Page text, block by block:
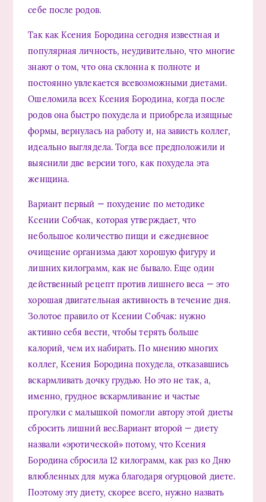
себе после родов.
Так как Ксения Бородина сегодня известная и
популярная личность, неудивительно, что многие
знают о том, что она склонна к полноте и
постоянно увлекается всевозможными диетами.
Ошеломила всех Ксения Бородина, когда после
родов она быстро похудела и приобрела изящные
формы, вернулась на работу и, на зависть коллег,
идеально выглядела. Тогда все предположили и
выяснили две версии того, как похудела эта
женщина.
Вариант первый — похудение по методике
Ксении Собчак, которая утверждает, что
небольшое количество пищи и ежедневное
очищение организма дают хорошую фигуру и
лишних килограмм, как не бывало. Еще один
действенный рецепт против лишнего веса — это
хорошая двигательная активность в течение дня.
Золотое правило от Ксении Собчак: нужно
активно себя вести, чтобы терять больше
калорий, чем их набирать. По мнению многих
коллег, Ксения Бородина похудела, отказавшись
вскармливать дочку грудью. Но это не так, а,
именно, грудное вскармливание и частые
прогулки с малышкой помогли автору этой диеты
сбросить лишний вес.Вариант второй — диету
назвали «эротической» потому, что Ксения
Бородина сбросила 12 килограмм, как раз ко Дню
влюбленных для мужа благодаря огурцовой диете.
Поэтому эту диету, скорее всего, нужно назвать